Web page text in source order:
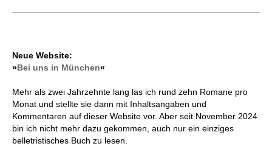
Neue Website:
»Bei uns in München«
Mehr als zwei Jahrzehnte lang las ich rund zehn Romane pro
Monat und stellte sie dann mit Inhaltsangaben und
Kommentaren auf dieser Website vor. Aber seit November 2024
bin ich nicht mehr dazu gekommen, auch nur ein einziges
belletristisches Buch zu lesen.